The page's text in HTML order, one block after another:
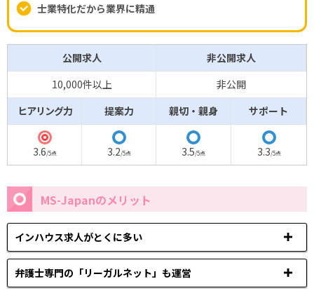
士業特化だから業界に精通
公開求人
非公開求人
10,000件以上
非公開
ヒアリング力
提案力 親切・親身 サポート
3.6/5点
3.2/5点
3.5/5点
3.3/5点
MS-Japanのメリット
インハウス求人がとくに多い
弁護士専門の「リーガルネット」も運営